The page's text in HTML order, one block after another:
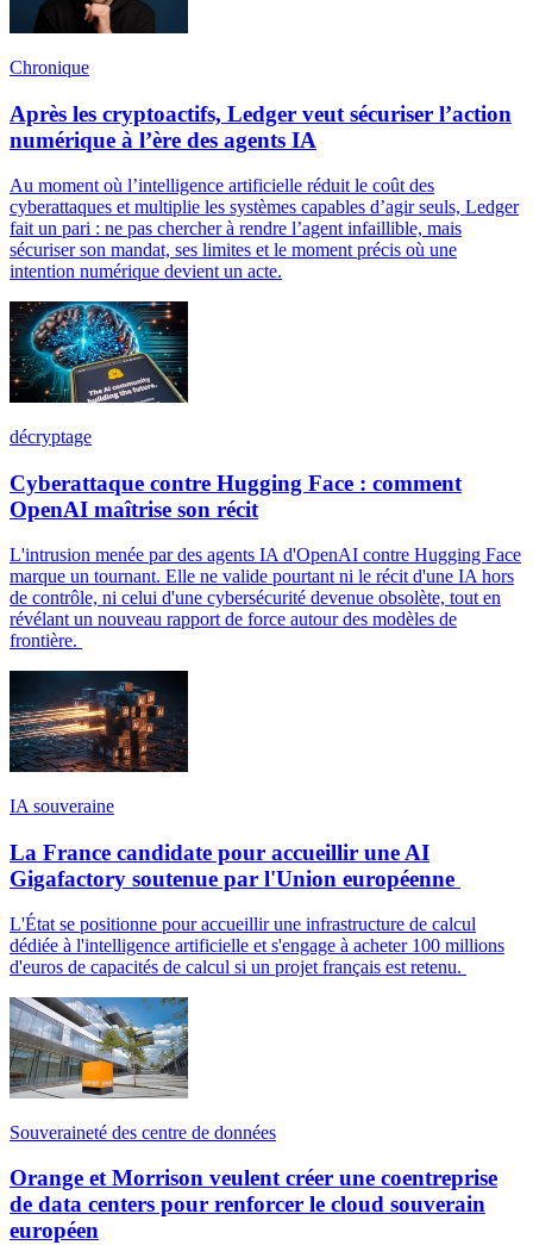
Chronique
Après les cryptoactifs, Ledger veut sécuriser l’action
numérique à l’ère des agents IA
Au moment où l’intelligence artificielle réduit le coût des
cyberattaques et multiplie les systèmes capables d’agir seuls, Ledger
fait un pari : ne pas chercher à rendre l’agent infaillible, mais
sécuriser son mandat, ses limites et le moment précis où une
intention numérique devient un acte.
décryptage
Cyberattaque contre Hugging Face : comment
OpenAI maîtrise son récit
L'intrusion menée par des agents IA d'OpenAI contre Hugging Face
marque un tournant. Elle ne valide pourtant ni le récit d'une IA hors
de contrôle, ni celui d'une cybersécurité devenue obsolète, tout en
révélant un nouveau rapport de force autour des modèles de
frontière.
IA souveraine
La France candidate pour accueillir une AI
Gigafactory soutenue par l'Union européenne
L'État se positionne pour accueillir une infrastructure de calcul
dédiée à l'intelligence artificielle et s'engage à acheter 100 millions
d'euros de capacités de calcul si un projet français est retenu.
Souveraineté des centre de données
Orange et Morrison veulent créer une coentreprise
de data centers pour renforcer le cloud souverain
européen